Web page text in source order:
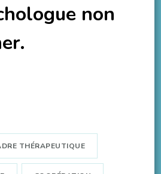
non
THÉRAPEUTIQUE